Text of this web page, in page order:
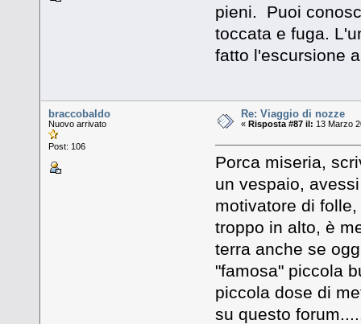
pieni. Puoi
toccata e fuga.
fatto l'escursione
braccobaldo
Nuovo arrivato
Post: 106
Re: Viaggio di nozze
«Risposta #87 il: 13 Marzo
Porca miseria,
un vespaio,
motivatore di
troppo in alto, è
terra anche se
"famosa" piccola
piccola dose di
su questo